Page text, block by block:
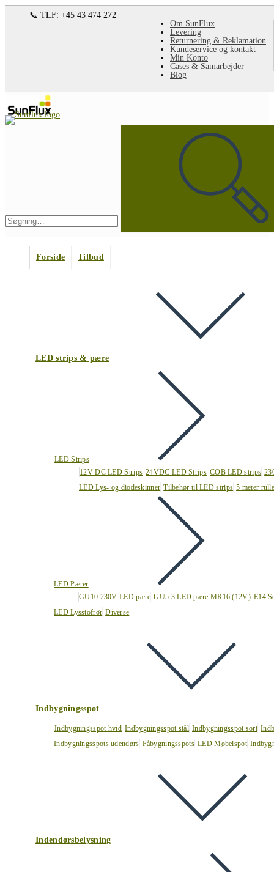
Om SunFlux
Levering
Returnering & Reklamation
Kundeservice og kontakt
Min Konto
Cases & Samarbejder
Blog
📞 TLF: +45 43 474 272
Forside
Tilbud
LED strips & pære
LED Strips
12V DC LED Strips 24VDC LED Strips COB LED strips
LED Lys- og diodeskinner Tilbehør til LED strips 5 meter
LED Pærer
GU10 230V LED pære GU5.3 LED pære MR16 (12V) E14
LED Lysstofrør Diverse
Indbygningsspot
Indbygningsspot hvid Indbygningsspot stål Indbygningsspot sort
Indbygningsspots udendørs Påbygningsspots LED Møbelspot
Indendørsbelysning